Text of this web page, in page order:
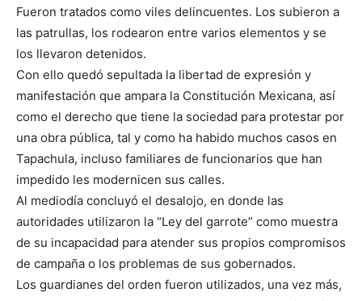
Fueron tratados como viles delincuentes. Los subieron a
las patrullas, los rodearon entre varios elementos y se
los llevaron detenidos.
Con ello quedó sepultada la libertad de expresión y
manifestación que ampara la Constitución Mexicana, así
como el derecho que tiene la sociedad para protestar por
una obra pública, tal y como ha habido muchos casos en
Tapachula, incluso familiares de funcionarios que han
impedido les modernicen sus calles.
Al mediodía concluyó el desalojo, en donde las
autoridades utilizaron la “Ley del garrote” como muestra
de su incapacidad para atender sus propios compromisos
de campaña o los problemas de sus gobernados.
Los guardianes del orden fueron utilizados, una vez más,